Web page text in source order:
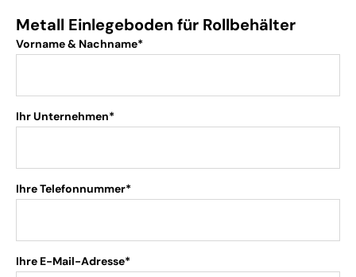
Metall Einlegeboden für Rollbehälter
Vorname & Nachname*
Ihr Unternehmen*
Ihre Telefonnummer*
Ihre E-Mail-Adresse*